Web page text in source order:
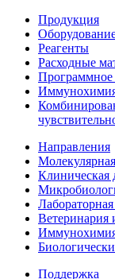
Продукция
Реагенты
Расходные
Программное
Направления
Клиническая
Поддержка